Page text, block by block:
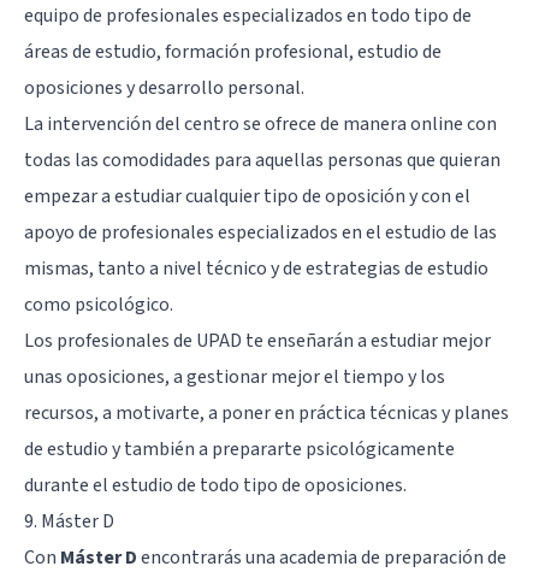
equipo de profesionales especializados en todo tipo de
áreas de estudio, formación profesional, estudio de
oposiciones y desarrollo personal.
La intervención del centro se ofrece de manera online con
todas las comodidades para aquellas personas que quieran
empezar a estudiar cualquier tipo de oposición y con el
apoyo de profesionales especializados en el estudio de las
mismas, tanto a nivel técnico y de estrategias de estudio
como psicológico.
Los profesionales de UPAD te enseñarán a estudiar mejor
unas oposiciones, a gestionar mejor el tiempo y los
recursos, a motivarte, a poner en práctica técnicas y planes
de estudio y también a prepararte psicológicamente
durante el estudio de todo tipo de oposiciones.
9. Máster D
Con Máster Dencontrarás una academia de preparación de